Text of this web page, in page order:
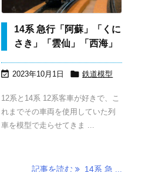
14系 急行「阿蘇」「くに
さき」「雲仙」「西海」
 2023年10月1日  鉄道模型
12系と14系 12系客車が好きで、こ
れまでその車両を使用していた列
車を模型で走らせてきま ...
記事を読む 14系 急 ...